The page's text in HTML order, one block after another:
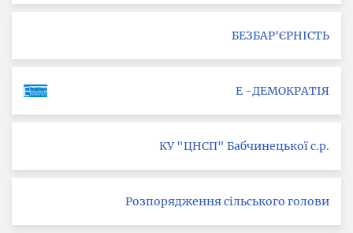
БЕЗБАР'ЄРНІСТЬ
Е -ДЕМОКРАТІЯ
КУ "ЦНСП" Бабчинецької с.р.
Розпорядження сільського голови